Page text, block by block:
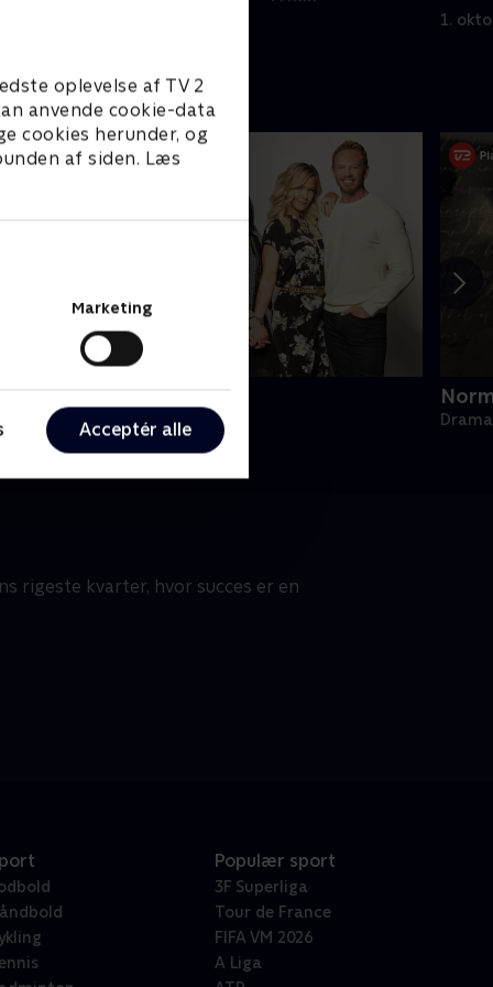
oplevelse af TV 2
anvende cookie-data
cookies herunder, og
af siden. Læs
Marketing
Acceptér alle
1.
• 1 sæsoner
rigeste kvarter, hvor succes er en
Populær sport
3F Superliga
Tour de France
FIFA VM 2026
A Liga